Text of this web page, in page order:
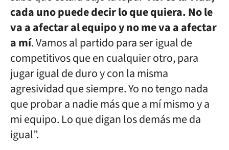
cada uno puede decir lo que quiera. No le
va a afectar al equipo y no me va a afectar
a mí. Vamos al partido para ser igual de
competitivos que en cualquier otro, para
jugar igual de duro y con la misma
agresividad que siempre. Yo no tengo nada
que probar a nadie más que a mí mismo y a
mi equipo. Lo que digan los demás me da
igual”.